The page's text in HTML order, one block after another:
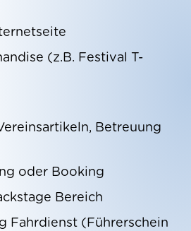
(z.B. Festival T-
Betreuung
oder Booking
Bereich
Fahrdienst (Führerschein